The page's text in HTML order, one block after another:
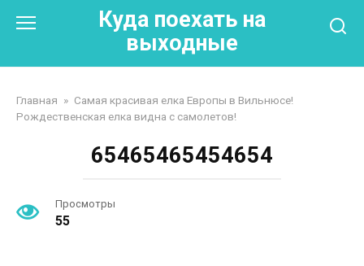
Куда поехать на
выходные
Главная » Самая красивая елка Европы в Вильнюсе!
Рождественская елка видна с самолетов!
65465465454654
Просмотры
55